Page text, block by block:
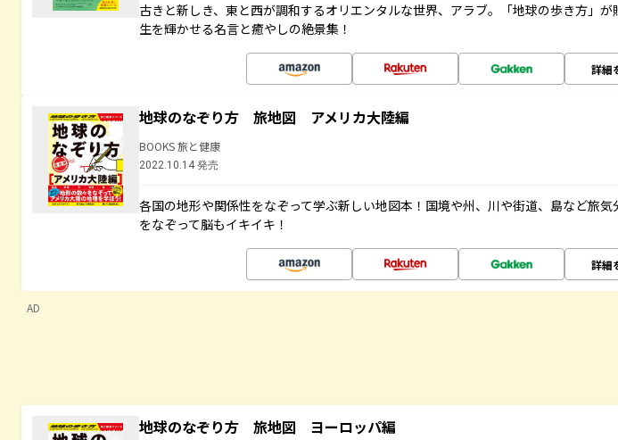
古きと新しき、東と西が調和するオリエンタルな世界、アラブ。「地球の歩き方」が
生を輝かせる名言と癒やしの絶景集！
詳細
地球のなぞり方 旅地図 アメリカ大陸編
BOOKS 旅と健康
2022.10.14 発売
各国の地形や関係性をなぞって学ぶ新しい地図本！国境や州、川や街道、島など旅気
をなぞって脳もイキイキ！
詳細
AD
地球のなぞり方 旅地図 ヨーロッパ編